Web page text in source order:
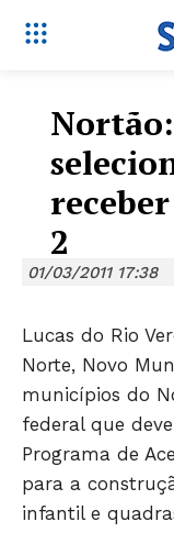
2
01/03/2011 17:38
Lucas do Rio
Norte, Novo
municípios do
federal que
Programa de
para a
infantil e